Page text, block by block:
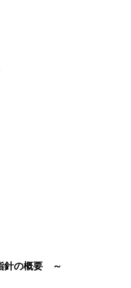
針の概要 ～